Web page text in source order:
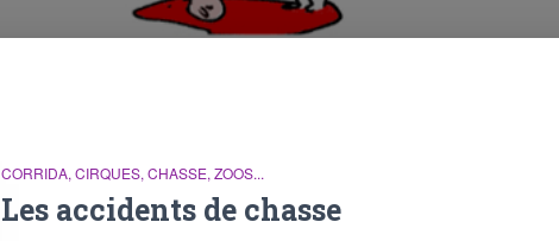
CORRIDA, CIRQUES, CHASSE, ZOOS...
Les accidents de chasse